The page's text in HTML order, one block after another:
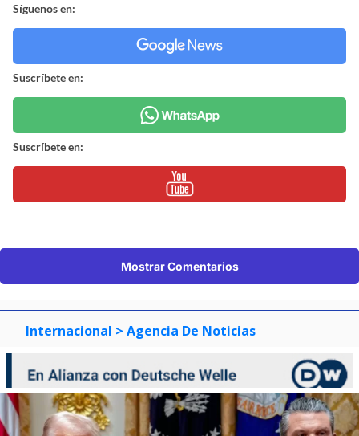
Síguenos en:
Suscríbete en:
Suscríbete en:
Mostrar Comentarios
Internacional > Agencia De Noticias